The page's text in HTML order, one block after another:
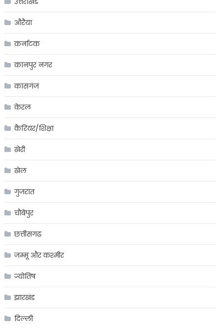
औरैया
कर्नाटक
कानपुर नगर
कासगंज
केरल
कैरियर/शिक्षा
खेरी
खेल
गुजरात
चौबेपुर
छत्तीसगढ
जम्मू और कश्मीर
ज्योतिष
झारखंड
दिल्ली